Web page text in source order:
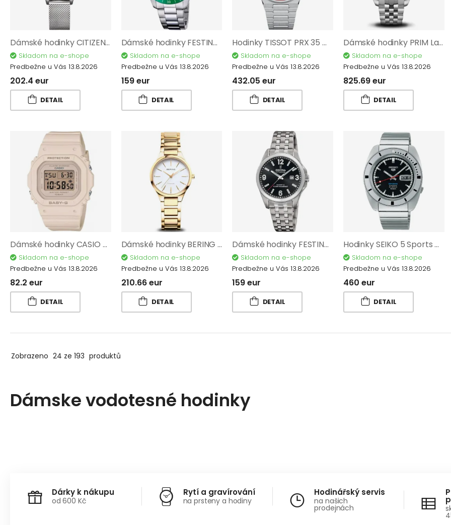
Dámské hodinky CITIZEN Elegance EW2621-75A
Skladom na e-shope
Predbežne u Vás 13.8.2026
202.4 eur
DETAIL
Dámské hodinky FESTINA Ceramic 20693/5
Skladom na e-shope
Predbežne u Vás 13.8.2026
159 eur
DETAIL
Hodinky TISSOT PRX 35 mm T137.210.11.331.00
Skladom na e-shope
Predbežne u Vás 13.8.2026
432.05 eur
DETAIL
Dámské hodinky PRIM Lady Sport Tennis Diamond - A W92P.13221.A
Skladom na e-shope
Predbežne u Vás 13.8.2026
825.69 eur
DETAIL
Dámské hodinky CASIO Baby-G BGD-565U-4ER
Skladom na e-shope
Predbežne u Vás 13.8.2026
82.2 eur
DETAIL
Dámské hodinky BERING Titanium 15630-734
Skladom na e-shope
Predbežne u Vás 13.8.2026
210.66 eur
DETAIL
Dámské hodinky FESTINA Titanium 20697/3
Skladom na e-shope
Predbežne u Vás 13.8.2026
159 eur
DETAIL
Hodinky SEIKO 5 Sports Automatic Heritage Design Re-creation Limited Edition SRPL05K1
Skladom na e-shope
Predbežne u Vás 13.8.2026
460 eur
DETAIL
Zobrazeno 24 ze 193 produktů
Dámske vodotesné hodinky
Dárky k nákupu
od 600 Kč
Rytí a gravírování
na prsteny a hodiny
Hodinářský servis
na našich
prodejnách